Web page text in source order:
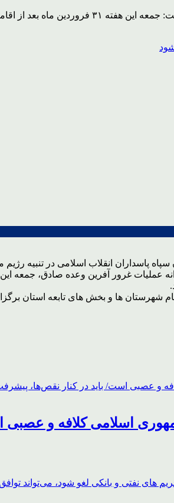
سرپرست شورای هماهنگی
پاسداران انقلاب اسلامی در
ها و بخش های تابعه استان
اسلامی کلافه و عصبی